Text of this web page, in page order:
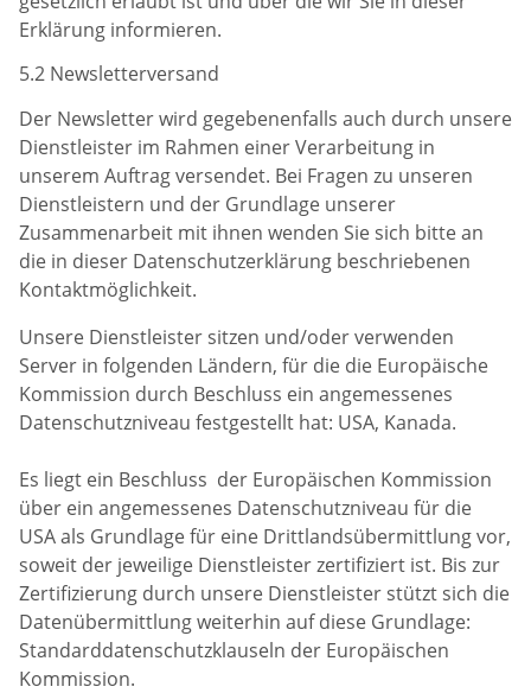
Erklärung informieren.
5.2 Newsletterversand
Der Newsletter wird gegebenenfalls auch durch unsere
Dienstleister im Rahmen einer Verarbeitung in
unserem Auftrag versendet. Bei Fragen zu unseren
Dienstleistern und der Grundlage unserer
Zusammenarbeit mit ihnen wenden Sie sich bitte an
die in dieser Datenschutzerklärung beschriebenen
Kontaktmöglichkeit.
Unsere Dienstleister sitzen und/oder verwenden
Server in folgenden Ländern, für die die Europäische
Kommission durch Beschluss ein angemessenes
Datenschutzniveau festgestellt hat: USA, Kanada.
Es liegt ein Beschluss der Europäischen Kommission
über ein angemessenes Datenschutzniveau für die
USA als Grundlage für eine Drittlandsübermittlung vor,
soweit der jeweilige Dienstleister zertifiziert ist. Bis zur
Zertifizierung durch unsere Dienstleister stützt sich die
Datenübermittlung weiterhin auf diese Grundlage:
Standarddatenschutzklauseln der Europäischen
Kommission.